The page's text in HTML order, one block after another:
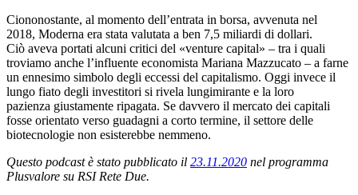
Ciononostante, al momento dell’entrata in borsa, avvenuta nel
2018, Moderna era stata valutata a ben 7,5 miliardi di dollari.
Ciò aveva portati alcuni critici del «venture capital» – tra i quali
troviamo anche l’influente economista Mariana Mazzucato – a farne
un ennesimo simbolo degli eccessi del capitalismo. Oggi invece il
lungo fiato degli investitori si rivela lungimirante e la loro
pazienza giustamente ripagata. Se davvero il mercato dei capitali
fosse orientato verso guadagni a corto termine, il settore delle
biotecnologie non esisterebbe nemmeno.
Questo podcast è stato pubblicato il 23.11.2020 nel programma
Plusvalore su RSI Rete Due.